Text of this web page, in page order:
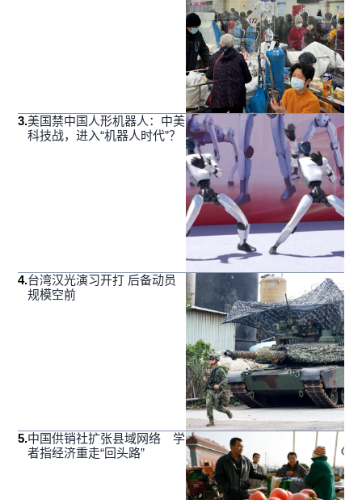
3.美国禁中国人形机器人：中美
科技战，进入“机器人时代”？
4.台湾汉光演习开打 后备动员
规模空前
5.中国供销社扩张县域网络 学
者指经济重走“回头路”